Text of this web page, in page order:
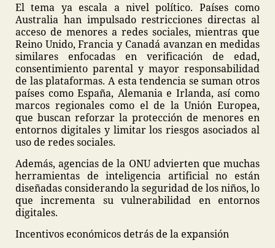
El tema ya escala a nivel político. Países como
Australia han impulsado restricciones directas al
acceso de menores a redes sociales, mientras que
Reino Unido, Francia y Canadá avanzan en medidas
similares enfocadas en verificación de edad,
consentimiento parental y mayor responsabilidad
de las plataformas. A esta tendencia se suman otros
países como España, Alemania e Irlanda, así como
marcos regionales como el de la Unión Europea,
que buscan reforzar la protección de menores en
entornos digitales y limitar los riesgos asociados al
uso de redes sociales.
Además, agencias de la ONU advierten que muchas
herramientas de inteligencia artificial no están
diseñadas considerando la seguridad de los niños, lo
que incrementa su vulnerabilidad en entornos
digitales.
Incentivos económicos detrás de la expansión